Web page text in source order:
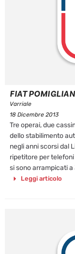
FIAT
Varriale
18 Dicembre 2013
Tre operai, due
dello stabilimento
negli anni scorsi dal
ripetitore per
si sono arrampicati
Leggi articolo